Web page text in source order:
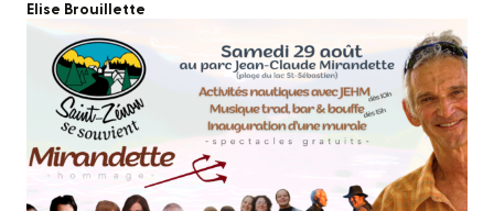
Elise Brouillette